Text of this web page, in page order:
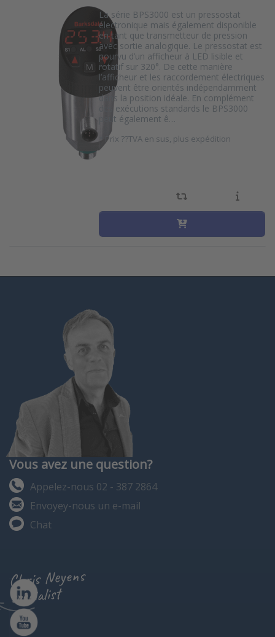
La série BPS3000 est un pressostat
électronique mais également disponible
en tant que transmetteur de pression
avec sortie analogique. Le pressostat est
pourvu d’un afficheur à LED lisible et
rotatif sur 320°. De cette manière
l’afficheur et les raccordement électriques
peuvent être orientés indépendamment
dans la position idéale. En complément
des exécutions standards le BPS3000
peut également ê…
* Prix ??TVA en sus, plus expédition
Vous avez une question?
Appelez-nous 02 - 387 2864
Envoyey-nous un e-mail
Chat
Chris Neyens
specialist